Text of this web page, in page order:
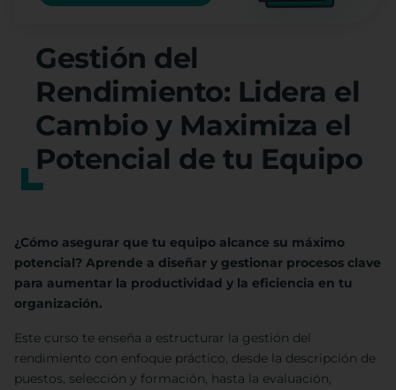
Gestión del
Rendimiento: Lidera el
Cambio y Maximiza el
Potencial de tu Equipo
¿Cómo asegurar que tu equipo alcance su máximo
potencial? Aprende a diseñar y gestionar procesos clave
para aumentar la productividad y la eficiencia en tu
organización.
Este curso te enseña a estructurar la gestión del
rendimiento con enfoque práctico, desde la descripción de
puestos, selección y formación, hasta la evaluación,